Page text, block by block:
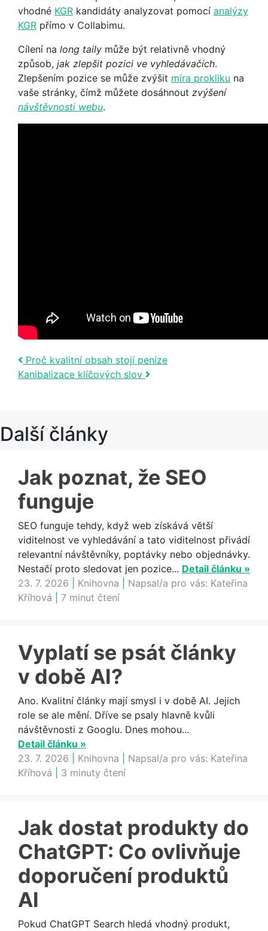
vhodné KGR kandidáty analyzovat pomocí analýzy
KGR přímo v Collabimu.
Cílení na long taily může být relativně vhodný
způsob, jak zlepšit pozici ve vyhledávačích.
Zlepšením pozice se může zvýšit míra prokliku na
vaše stránky, čímž můžete dosáhnout zvýšení
návštěvnosti webu.
Post navigation
Proč kvalitní obsah stojí peníze
Kanibalizace klíčových slov
Další články
Jak poznat, že SEO
funguje
SEO funguje tehdy, když web získává větší
viditelnost ve vyhledávání a tato viditelnost přivádí
relevantní návštěvníky, poptávky nebo objednávky.
Nestačí proto sledovat jen pozice... Detail článku »
23. 7. 2026
Knihovna Napsal/a pro vás: Kateřina
Kříhová
7 minut čtení
Vyplatí se psát články
v době AI?
Ano. Kvalitní články mají smysl i v době AI. Jejich
role se ale mění. Dříve se psaly hlavně kvůli
návštěvnosti z Googlu. Dnes mohou...
Detail článku »
23. 7. 2026
Knihovna Napsal/a pro vás: Kateřina
Kříhová
3 minuty čtení
Jak dostat produkty do
ChatGPT: Co ovlivňuje
doporučení produktů
AI
Pokud ChatGPT Search hledá vhodný produkt,